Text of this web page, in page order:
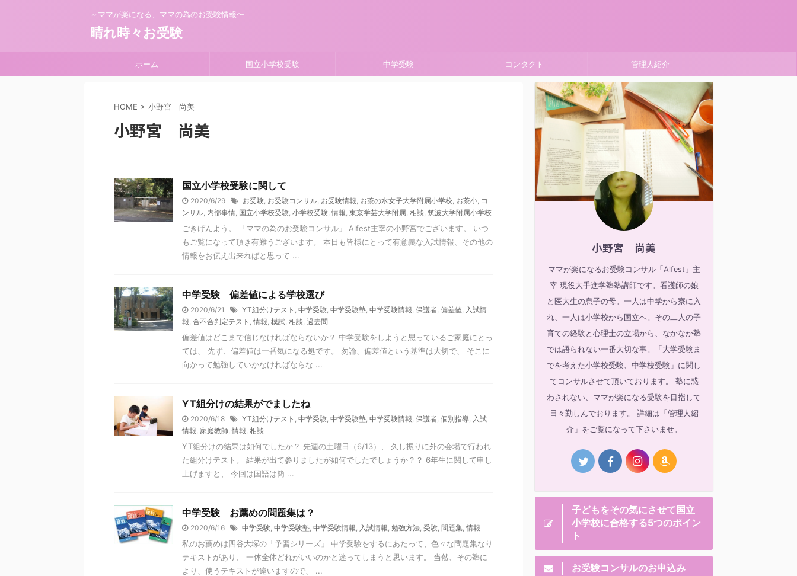
～ママが楽になる、ママの為のお受験情報〜
晴れ時々お受験
ホーム 国立小学校受験 中学受験 コンタクト 管理人紹介
HOME > 小野宮 尚美
小野宮 尚美
国立小学校受験に関して
2020/6/29 お受験, お受験コンサル, お受験情報, お茶の水女子大学附属小学校, お茶小, コ
ンサル, 内部事情, 国立小学校受験, 小学校受験, 情報, 東京学芸大学附属, 相談, 筑波大学附属小学校
ごきげんよう。 「ママの為のお受験コンサル」 Alfest主宰の小野宮でございます。 いつ
もご覧になって頂き有難うございます。 本日も皆様にとって有意義な入試情報、その他の
情報をお伝え出来ればと思って ...
中学受験 偏差値による学校選び
2020/6/21 YT組分けテスト , 中学受験, 中学受験塾, 中学受験情報, 保護者, 偏差値, 入試情
報, 合不合判定テスト , 情報, 模試, 相談, 過去問
偏差値はどこまで信じなければならないか？ 中学受験をしようと思っているご家庭にとっ
ては、 先ず、偏差値は一番気になる処です。 勿論、偏差値という基準は大切で、 そこに
向かって勉強していかなければならな ...
YT組分けの結果がでましたね
2020/6/18 YT組分けテスト , 中学受験, 中学受験塾, 中学受験情報, 保護者, 個別指導, 入試
情報, 家庭教師, 情報, 相談
YT組分けの結果は如何でしたか？ 先週の土曜日（6/13）、 久し振りに外の会場で行われ
た組分けテスト。 結果が出て参りましたが如何でしたでしょうか？？ 6年生に関して申し
上げますと、 今回は国語は簡 ...
中学受験 お薦めの問題集は？
2020/6/16 中学受験, 中学受験塾, 中学受験情報, 入試情報, 勉強方法, 受験, 問題集, 情報
私のお薦めは四谷大塚の「予習シリーズ」 中学受験をするにあたって、色々な問題集なり
テキストがあり、 一体全体どれがいいのかと迷ってしまうと思います。 当然、その塾に
より、使うテキストが違いますので、 ...
小野宮 尚美
ママが楽になるお受験コンサル「Alfest」主
宰 現役大手進学塾塾講師です。看護師の娘
と医大生の息子の母。一人は中学から寮に入
れ、一人は小学校から国立へ。その二人の子
育ての経験と心理士の立場から、なかなか塾
では語られない一番大切な事。「大学受験ま
でを考えた小学校受験、中学校受験」に関し
てコンサルさせて頂いております。 塾に惑
わされない、ママが楽になる受験を目指して
日々勤しんでおります。 詳細は「管理人紹
介」をご覧になって下さいませ。
子どもをその気にさせて国立
小学校に合格する5つのポイン
ト
お受験コンサルのお申込み